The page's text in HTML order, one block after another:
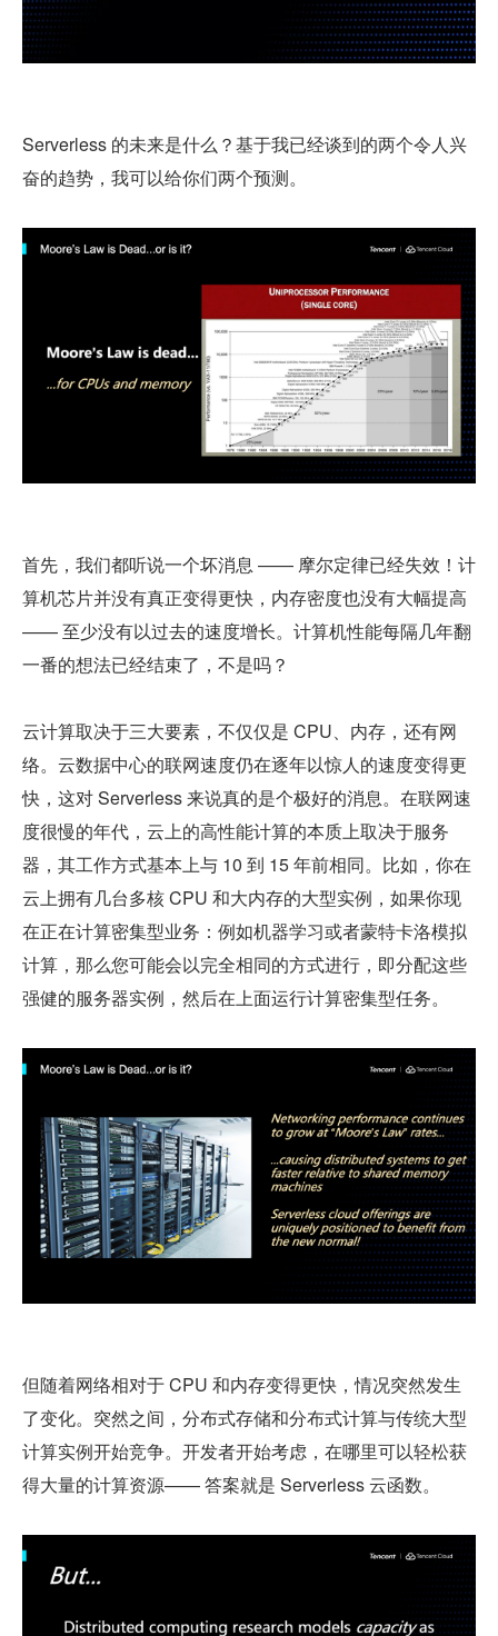
Serverless 的未来是什么？基于我已经谈到的两个令人兴
奋的趋势，我可以给你们两个预测。
首先，我们都听说一个坏消息 —— 摩尔定律已经失效！计
算机芯片并没有真正变得更快，内存密度也没有大幅提高
—— 至少没有以过去的速度增长。计算机性能每隔几年翻
一番的想法已经结束了，不是吗？
云计算取决于三大要素，不仅仅是 CPU、内存，还有网
络。云数据中心的联网速度仍在逐年以惊人的速度变得更
快，这对 Serverless 来说真的是个极好的消息。在联网速
度很慢的年代，云上的高性能计算的本质上取决于服务
器，其工作方式基本上与 10 到 15 年前相同。比如，你在
云上拥有几台多核 CPU 和大内存的大型实例，如果你现
在正在计算密集型业务：例如机器学习或者蒙特卡洛模拟
计算，那么您可能会以完全相同的方式进行，即分配这些
强健的服务器实例，然后在上面运行计算密集型任务。
但随着网络相对于 CPU 和内存变得更快，情况突然发生
了变化。突然之间，分布式存储和分布式计算与传统大型
计算实例开始竞争。开发者开始考虑，在哪里可以轻松获
得大量的计算资源—— 答案就是 Serverless 云函数。